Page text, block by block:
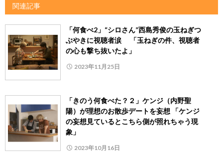
関連記事
「何食べ2」“シロさん”西島秀俊の玉ねぎつ
ぶやきに視聴者涙 「玉ねぎの件、視聴者
の心も撃ち抜いたよ」
2023年11月25日
「きのう何食べた？２」ケンジ（内野聖
陽）が理想のお散歩デートを妄想 「ケンジ
の妄想見ているとこちら側が照れちゃう現
象」
2023年10月16日